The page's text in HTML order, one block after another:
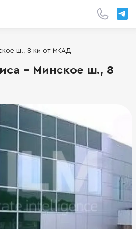
ш., 8 км от МКАД
- Минское ш., 8